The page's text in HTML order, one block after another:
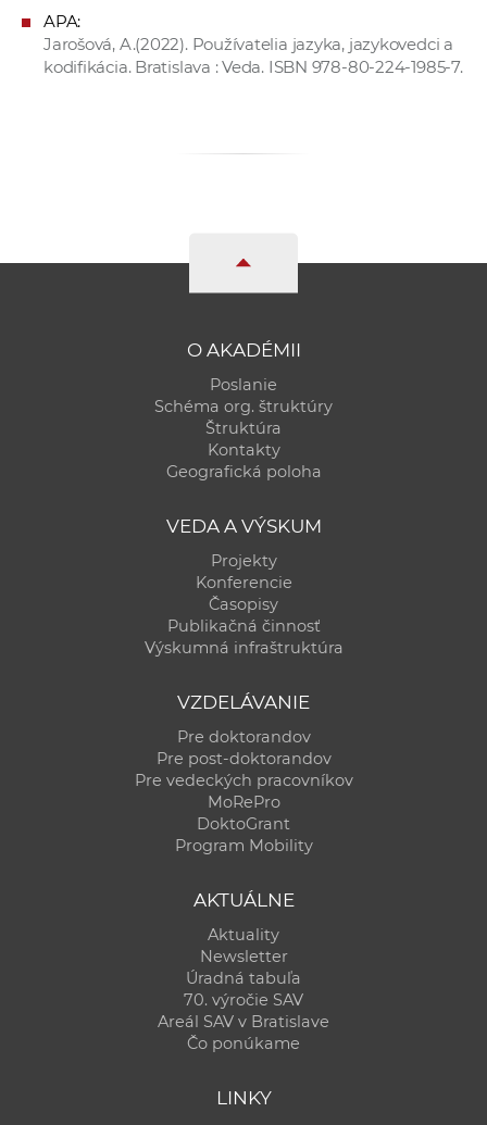
APA:
Jarošová, A.(2022). Používatelia jazyka, jazykovedci a
kodifikácia. Bratislava : Veda. ISBN 978-80-224-1985-7.
O AKADÉMII
Poslanie
Schéma org. štruktúry
Štruktúra
Kontakty
Geografická poloha
VEDA A VÝSKUM
Projekty
Konferencie
Časopisy
Publikačná činnosť
Výskumná infraštruktúra
VZDELÁVANIE
Pre doktorandov
Pre post-doktorandov
Pre vedeckých pracovníkov
MoRePro
DoktoGrant
Program Mobility
AKTUÁLNE
Aktuality
Newsletter
Úradná tabuľa
70. výročie SAV
Areál SAV v Bratislave
Čo ponúkame
LINKY